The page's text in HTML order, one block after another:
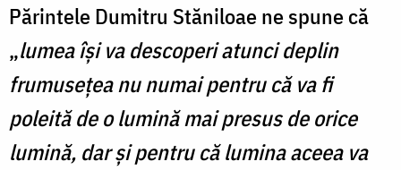
Părintele Dumitru Stăniloae ne spune că
„lumea își va descoperi atunci deplin
frumusețea nu numai pentru că va fi
poleită de o lumină mai presus de orice
lumină, dar și pentru că lumina aceea va